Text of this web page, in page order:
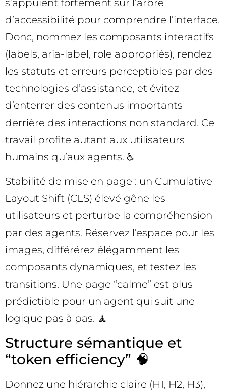
s’appuient fortement sur l’arbre
d’accessibilité pour comprendre l’interface.
Donc, nommez les composants interactifs
(labels, aria-label, role appropriés), rendez
les statuts et erreurs perceptibles par des
technologies d’assistance, et évitez
d’enterrer des contenus importants
derrière des interactions non standard. Ce
travail profite autant aux utilisateurs
humains qu’aux agents. ♿
Stabilité de mise en page : un Cumulative
Layout Shift (CLS) élevé gêne les
utilisateurs et perturbe la compréhension
par des agents. Réservez l’espace pour les
images, différérez élégamment les
composants dynamiques, et testez les
transitions. Une page “calme” est plus
prédictible pour un agent qui suit une
logique pas à pas. 🧘
Structure sémantique et
“token efficiency” 🧠
Donnez une hiérarchie claire (H1, H2, H3),